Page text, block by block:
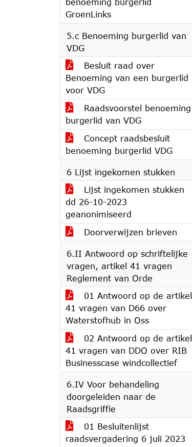
GroenLinks
5.c Benoeming burgerlid van
VDG
Besluit raad over
Benoeming van een burgerlid
voor VDG
Raadsvoorstel benoeming
burgerlid van VDG
Concept raadsbesluit
benoeming burgerlid VDG
6 Lijst ingekomen stukken
Lijst ingekomen stukken
dd 26-10-2023
geanonimiseerd
Doorverwijzen brieven
6.II Antwoord op schriftelijke
vragen, artikel 41 vragen
Reglement van Orde
01 Antwoord op de artikel
41 vragen van D66 over
Waterstofhub in Oss
02 Antwoord op de artikel
41 vragen van DDO over RIB
Businesscase windcollectief
6.IV Voor behandeling
doorgeleiden naar de
Raadsgriffie
01 Besluitenlijst
raadsvergadering 6 juli 2023